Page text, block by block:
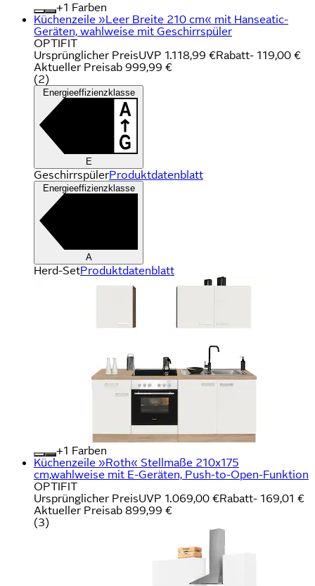
+
Farben
Küchenzeile »Leer Breite 210 cm« mit Hanseatic-
Geräten, wahlweise mit Geschirrspüler
OPTIFIT
Ursprünglicher PreisUVP 1.118,99 €Rabatt- 119,00 €
Aktueller Preisab 999,99 €
(2)
Energieeffizienzklasse
E
GeschirrspülerProduktdatenblatt
Energieeffizienzklasse
A
Herd-SetProduktdatenblatt
+
Farben
Küchenzeile »Roth« Stellmaße 210x175
cm,wahlweise mit E-Geräten, Push-to-Open-Funktion
OPTIFIT
Ursprünglicher PreisUVP 1.069,00 €Rabatt- 169,01 €
Aktueller Preisab 899,99 €
(3)